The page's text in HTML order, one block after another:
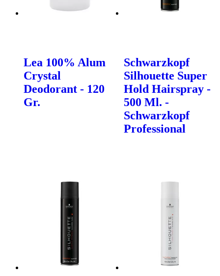
Lea 100% Alum
Crystal
Deodorant - 120
Gr.
Schwarzkopf
Silhouette Super
Hold Hairspray -
500 Ml. -
Schwarzkopf
Professional